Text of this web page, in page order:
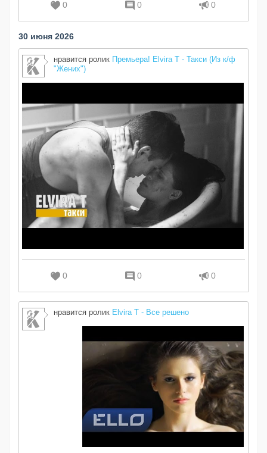
0 0 0
30 июня 2026
нравится ролик Премьера! Elvira T - Такси (Из к/ф
"Жених")
0 0 0
нравится ролик Elvira T - Все решено